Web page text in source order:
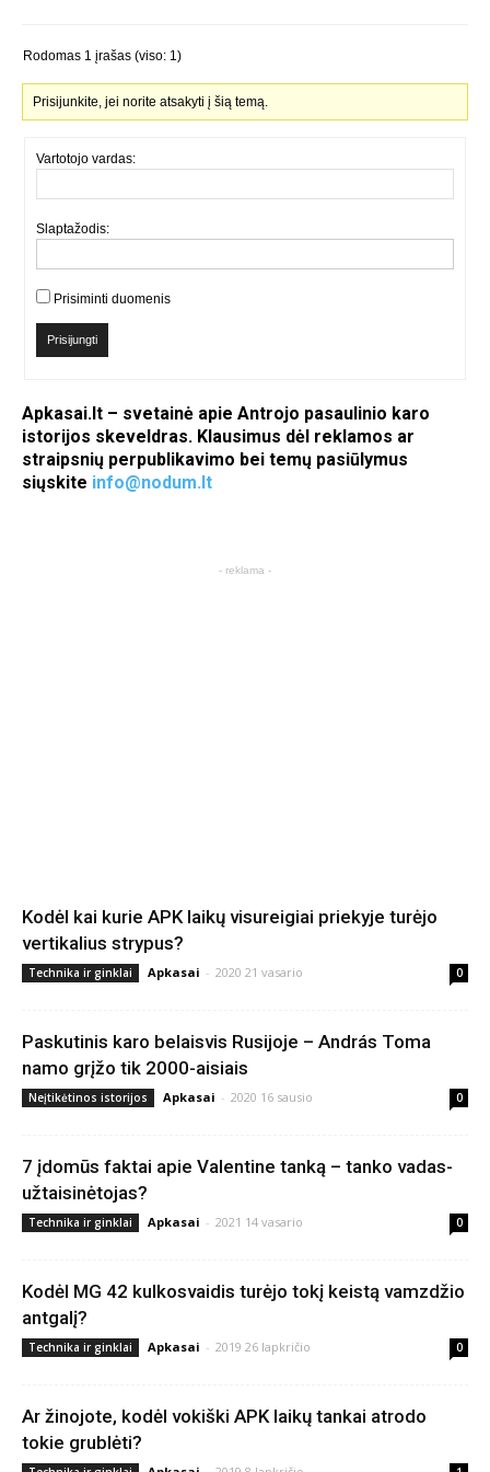
Rodomas 1 įrašas (viso: 1)
Prisijunkite, jei norite atsakyti į šią temą.
Vartotojo vardas:
Slaptažodis:
Prisiminti duomenis
Prisijungti
Apkasai.lt – svetainė apie Antrojo pasaulinio karo
istorijos skeveldras. Klausimus dėl reklamos ar
straipsnių perpublikavimo bei temų pasiūlymus
siųskite info@nodum.lt
- reklama -
Kodėl kai kurie APK laikų visureigiai priekyje turėjo
vertikalius strypus?
Technika ir ginklai Apkasai - 2020 21 vasario 0
Paskutinis karo belaisvis Rusijoje – András Toma
namo grįžo tik 2000-aisiais
Neįtikėtinos istorijos Apkasai - 2020 16 sausio 0
7 įdomūs faktai apie Valentine tanką – tanko vadas-
užtaisinėtojas?
Technika ir ginklai Apkasai - 2021 14 vasario 0
Kodėl MG 42 kulkosvaidis turėjo tokį keistą vamzdžio
antgalį?
Technika ir ginklai Apkasai - 2019 26 lapkričio 0
Ar žinojote, kodėl vokiški APK laikų tankai atrodo
tokie grublėti?